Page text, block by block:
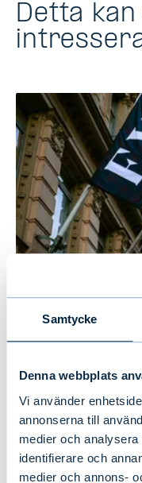
Samtycke
Denna webbplats
Vi använder
annonserna till
medier och
identifierare och
medier och annons-
Detta kan
Evlis
Stabil tillväxt
NYHETER EVLI-